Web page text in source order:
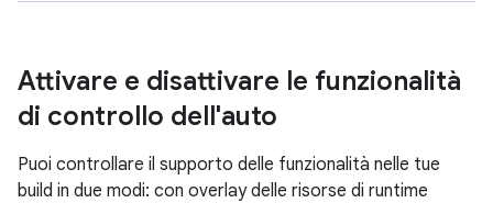
Attivare e disattivare le funzionalità
di controllo dell'auto
Puoi controllare il supporto delle funzionalità nelle tue
build in due modi: con overlay delle risorse di runtime